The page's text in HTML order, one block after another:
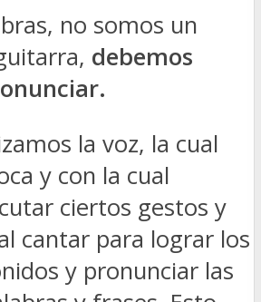
no somos un
debemos
la voz, la cual
y con la cual
ciertos gestos y
cantar para lograr los
y pronunciar las